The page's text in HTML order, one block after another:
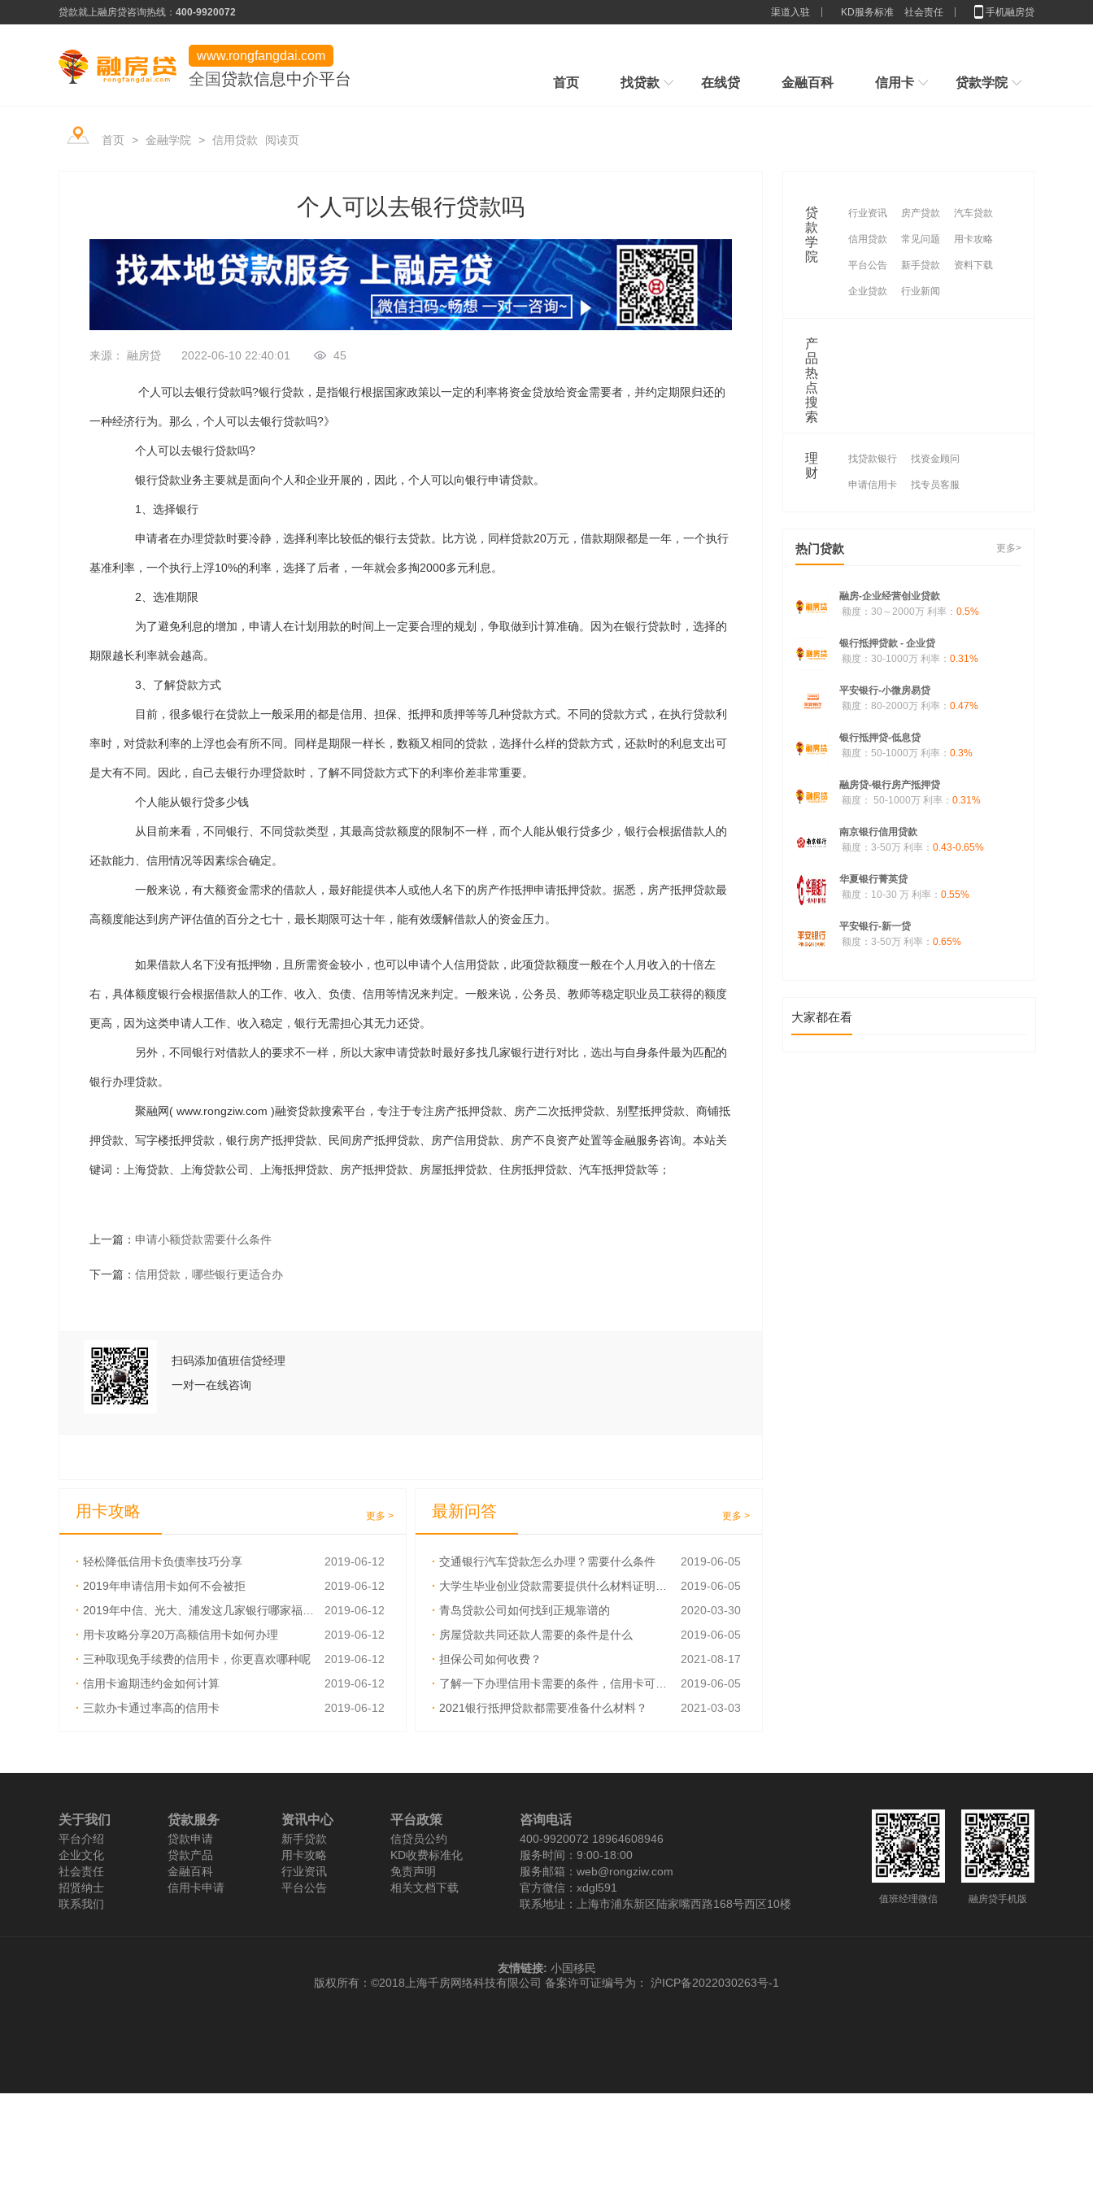
贷款就上融房贷咨询热线： 400-9920072 渠道入驻 KD服务标准 社会责任 手机融房贷
www.rongfangdai.com
贷款信息中介平台
全国 首页 找贷款
信用贷款
企业贷款
低门槛、快速审批
在线贷款
在线申请、在线放款
帮我推荐
融房帮您选择最合适贷款新品
重磅官宣！消费贷贴息来了，9
在线贷 金融百科 信用卡
服务市场
贷款学院
平台学堂
用卡攻略 平台公告
资料下载 企业贷款 行业新闻
刚接触贷款要怎么样计算贷款利息
谈一谈这些群体不适合办理消费贷款
首页 > 金融学院 > 信用贷款 阅读页
个人可以去银行贷款吗
来源： 融房贷 2022-06-10 22:40:01 45
个人可以去银行贷款吗?银行贷款，是指银行根据国家政策以一定的利率将资金贷放给资金需要者，并约定期限归还的
一种经济行为。那么，个人可以去银行贷款吗?》
个人可以去银行贷款吗?
银行贷款业务主要就是面向个人和企业开展的，因此，个人可以向银行申请贷款。
1、选择银行
申请者在办理贷款时要冷静，选择利率比较低的银行去贷款。比方说，同样贷款20万元，借款期限都是一年，一个执行
基准利率，一个执行上浮10%的利率，选择了后者，一年就会多掏2000多元利息。
2、选准期限
为了避免利息的增加，申请人在计划用款的时间上一定要合理的规划，争取做到计算准确。因为在银行贷款时，选择的
期限越长利率就会越高。
3、了解贷款方式
目前，很多银行在贷款上一般采用的都是信用、担保、抵押和质押等等几种贷款方式。不同的贷款方式，在执行贷款利
率时，对贷款利率的上浮也会有所不同。同样是期限一样长，数额又相同的贷款，选择什么样的贷款方式，还款时的利息支出可
是大有不同。因此，自己去银行办理贷款时，了解不同贷款方式下的利率价差非常重要。
个人能从银行贷多少钱
从目前来看，不同银行、不同贷款类型，其最高贷款额度的限制不一样，而个人能从银行贷多少，银行会根据借款人的
还款能力、信用情况等因素综合确定。
一般来说，有大额资金需求的借款人，最好能提供本人或他人名下的房产作抵押申请抵押贷款。据悉，房产抵押贷款最
高额度能达到房产评估值的百分之七十，最长期限可达十年，能有效缓解借款人的资金压力。
如果借款人名下没有抵押物，且所需资金较小，也可以申请个人信用贷款，此项贷款额度一般在个人月收入的十倍左
右，具体额度银行会根据借款人的工作、收入、负债、信用等情况来判定。一般来说，公务员、教师等稳定职业员工获得的额度
更高，因为这类申请人工作、收入稳定，银行无需担心其无力还贷。
另外，不同银行对借款人的要求不一样，所以大家申请贷款时最好多找几家银行进行对比，选出与自身条件最为匹配的
银行办理贷款。
聚融网( www.rongziw.com )融资贷款搜索平台，专注于专注房产抵押贷款、房产二次抵押贷款、别墅抵押贷款、商铺抵
押贷款、写字楼抵押贷款，银行房产抵押贷款、民间房产抵押贷款、房产信用贷款、房产不良资产处置等金融服务咨询。本站关
键词：上海贷款、上海贷款公司、上海抵押贷款、房产抵押贷款、房屋抵押贷款、住房抵押贷款、汽车抵押贷款等；
上一篇： 申请小额贷款需要什么条件
下一篇： 信用贷款，哪些银行更适合办
扫码添加值班信贷经理
一对一在线咨询
用卡攻略 更多 >
· 轻松降低信用卡负债率技巧分享
2019-06-12
· 2019年申请信用卡如何不会被拒
2019-06-12
· 2019年中信、光大、浦发这几家银行哪家福利多
2019-06-12
· 用卡攻略分享20万高额信用卡如何办理
2019-06-12
· 三种取现免手续费的信用卡，你更喜欢哪种呢
2019-06-12
· 信用卡逾期违约金如何计算
2019-06-12
· 三款办卡通过率高的信用卡
2019-06-12
最新问答 更多 >
· 交通银行汽车贷款怎么办理？需要什么条件
2019-06-05
· 大学生毕业创业贷款需要提供什么材料证明呢？
2019-06-05
· 青岛贷款公司如何找到正规靠谱的
2020-03-30
· 房屋贷款共同还款人需要的条件是什么
2019-06-05
· 担保公司如何收费？
2021-08-17
· 了解一下办理信用卡需要的条件，信用卡可以异地激活吗
2019-06-05
· 2021银行抵押贷款都需要准备什么材料？
2021-03-03
贷
款
学
院
行业资讯 房产贷款 汽车贷款
信用贷款 常见问题 用卡攻略
平台公告 新手贷款 资料下载
企业贷款 行业新闻
产
品
热
点
搜
索
理
财
找贷款银行 找资金顾问
申请信用卡 找专员客服
热门贷款 更多>
融房-企业经营创业贷款
额度：30～2000万 利率： 0.5%
银行抵押贷款 - 企业贷
额度：30-1000万 利率： 0.31%
平安银行-小微房易贷
额度：80-2000万 利率： 0.47%
银行抵押贷-低息贷
额度：50-1000万 利率： 0.3%
融房贷-银行房产抵押贷
额度： 50-1000万 利率： 0.31%
南京银行信用贷款
额度：3-50万 利率： 0.43-0.65%
华夏银行菁英贷
额度：10-30 万 利率： 0.55%
平安银行-新一贷
额度：3-50万 利率： 0.65%
大家都在看
关于我们
平台介绍
企业文化
社会责任
招贤纳士
联系我们
贷款服务
贷款申请
贷款产品
金融百科
信用卡申请
资讯中心
新手贷款
用卡攻略
行业资讯
平台公告
平台政策
信贷员公约
KD收费标准化
免责声明
相关文档下载
咨询电话
400-9920072 18964608946
服务时间：9:00-18:00
服务邮箱：web@rongziw.com
官方微信：xdgl591
联系地址：上海市浦东新区陆家嘴西路168号西区10楼
值班经理微信 融房贷手机版
友情链接: 小国移民
版权所有：©2018上海千房网络科技有限公司 备案许可证编号为： 沪ICP备2022030263号-1